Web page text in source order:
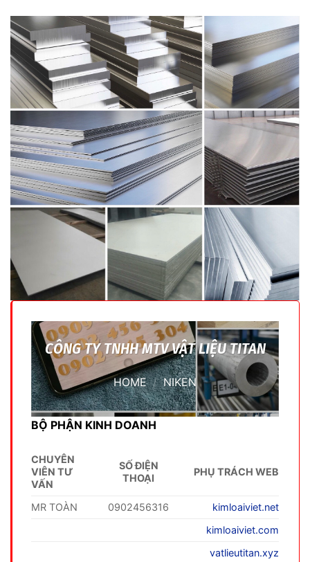
CÔNG TY TNHH MTV VẬT LIỆU TITAN
HOME / NIKEN
BỘ PHẬN KINH DOANH
CHUYÊN
VIÊN TƯ
VẤN
SỐ ĐIỆN
THOẠI
PHỤ TRÁCH WEB
MR TOÀN 0902456316
kimloaiviet.net
kimloaiviet.com
vatlieutitan.xyz